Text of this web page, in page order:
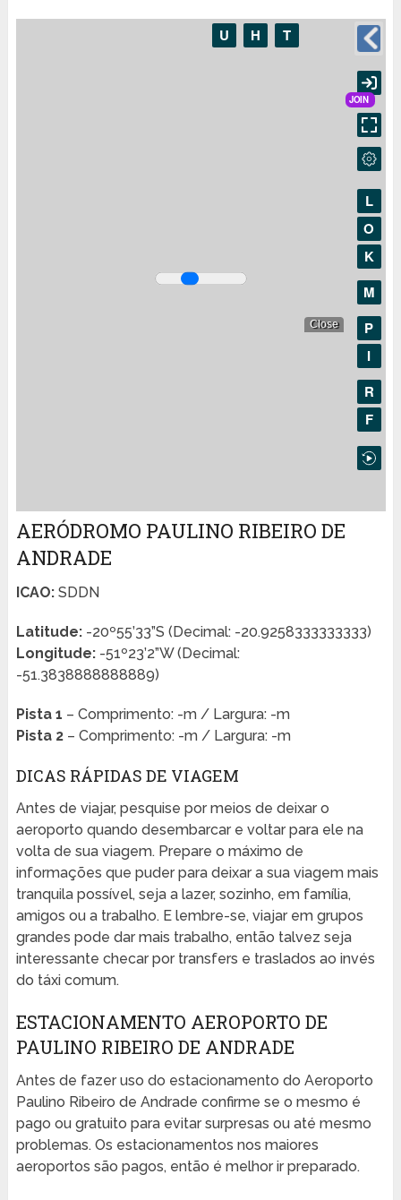
AERÓDROMO PAULINO RIBEIRO DE
ANDRADE
ICAO:SDDN
Latitude:-20º55’33”S (Decimal: -20.9258333333333)
Longitude:-51º23’2”W (Decimal:
-51.3838888888889)
Pista 1 – Comprimento: -m / Largura: -m
Pista 2– Comprimento: -m / Largura: -m
DICAS RÁPIDAS DE VIAGEM
Antes de viajar, pesquise por meios de deixar o
aeroporto quando desembarcar e voltar para ele na
volta de sua viagem. Prepare o máximo de
informações que puder para deixar a sua viagem mais
tranquila possível, seja a lazer, sozinho, em família,
amigos ou a trabalho. E lembre-se, viajar em grupos
grandes pode dar mais trabalho, então talvez seja
interessante checar por transfers e traslados ao invés
do táxi comum.
ESTACIONAMENTO AEROPORTO DE
PAULINO RIBEIRO DE ANDRADE
Antes de fazer uso do estacionamento do Aeroporto
Paulino Ribeiro de Andrade confirme se o mesmo é
pago ou gratuito para evitar surpresas ou até mesmo
problemas. Os estacionamentos nos maiores
aeroportos são pagos, então é melhor ir preparado.